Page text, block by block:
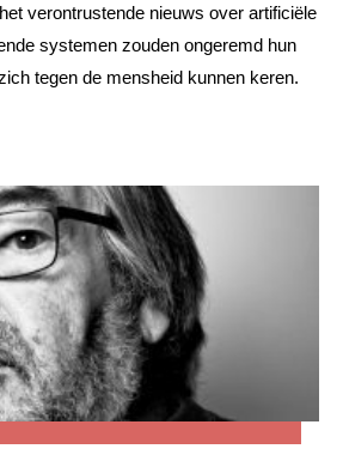
verontrustende nieuws over artificiële
systemen zouden ongeremd hun
tegen de mensheid kunnen keren.